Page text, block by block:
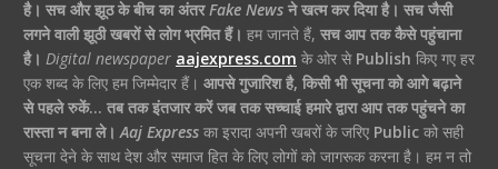
है। सच और झूठ के बीच का अंतरFake Newsने खत्म कर दिया है। सच जैसी
लगने वाली झूठी खबरों से लोग भ्रमित हैं। हम जानते हैं, सच आप तक कैसे पहुंचाना
है। Digital newspaper aajexpress.com के ओर से Publish किए गए हर
एक शब्द के लिए हम जिम्मेदार हैं। आपसे गुजारिश है, किसी भी सूचना को आगे बढ़ाने
से पहले रुकें… तब तक इंतजार करें जब तक सच्चाई हमारे द्वारा आप तक पहुंचने का
रास्ता न बना ले। Aaj Expressका इरादा अपनी खबरों के जरिए Publicको सही
सूचना देने के साथ देश और समाज हित के लिए लोगों को जागरूक करना है। हम न तो